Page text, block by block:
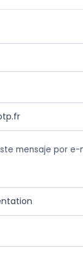
mensaje por e-